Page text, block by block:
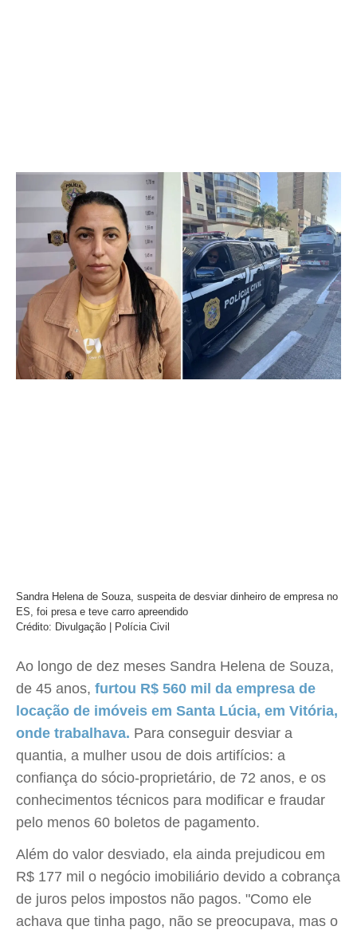
Sandra Helena de Souza, suspeita de desviar dinheiro de empresa no
ES, foi presa e teve carro apreendido
Crédito: Divulgação | Polícia Civil
Ao longo de dez meses Sandra Helena de Souza,
de 45 anos, furtou R$ 560 mil da empresa de
locação de imóveis em Santa Lúcia, em Vitória,
onde trabalhava. Para conseguir desviar a
quantia, a mulher usou de dois artifícios: a
confiança do sócio-proprietário, de 72 anos, e os
conhecimentos técnicos para modificar e fraudar
pelo menos 60 boletos de pagamento.
Além do valor desviado, ela ainda prejudicou em
R$ 177 mil o negócio imobiliário devido a cobrança
de juros pelos impostos não pagos. "Como ele
achava que tinha pago, não se preocupava, mas o